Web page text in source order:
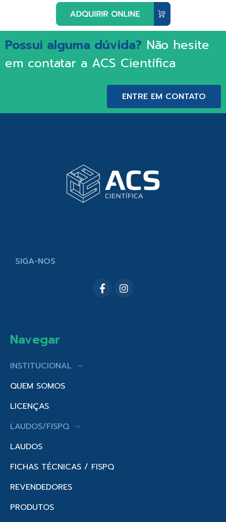
Possui alguma dúvida? Não hesite
em contatar a ACS Científica
ENTRE EM CONTATO
SIGA-NOS
Navegar
INSTITUCIONAL
QUEM SOMOS
LICENÇAS
LAUDOS/FISPQ
LAUDOS
FICHAS TÉCNICAS / FISPQ
REVENDEDORES
PRODUTOS